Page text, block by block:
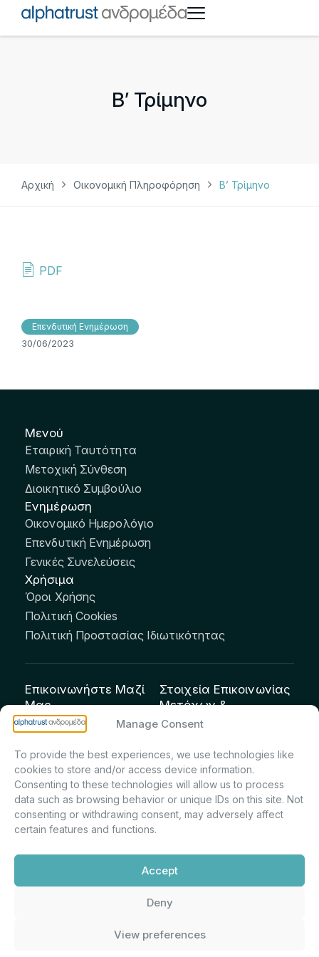
Manage Consent
To provide the best experiences, we use technologies like
cookies to store and/or access device information.
Consenting to these technologies will allow us to process
data such as browsing behavior or unique IDs on this site. Not
consenting or withdrawing consent, may adversely affect
certain features and functions.
Accept
Deny
View preferences
Β’ Τρίμηνο
Αρχική Οικονομική Πληροφόρηση Β’ Τρίμηνο
PDF
Επενδυτική Ενημέρωση
30/06/2023
Μενού
Εταιρική Ταυτότητα
Μετοχική Σύνθεση
Διοικητικό Συμβούλιο
Ενημέρωση
Οικονομικό Ημερολόγιο
Επενδυτική Ενημέρωση
Γενικές Συνελεύσεις
Χρήσιμα
Όροι Χρήσης
Πολιτική Cookies
Πολιτική Προστασίας Ιδιωτικότητας
Επικοινωνήστε Μαζί
Μας
info@andromeda.eu
Οδός Αριστείδου 1,
Κηφισιά Τ.Κ. 14561
Στοιχεία Επικοινωνίας
Μετόχων &
Επενδυτών:
Πρίντσιου – Corporate
Secretary & Investor
Relations – Τμήμα
Μετοχολογίου –
Ανακοινώσεων
m.printsiou@andromeda.eu